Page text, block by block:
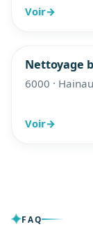
Voir→
Nettoyage
6000 ·
Voir→
FAQ